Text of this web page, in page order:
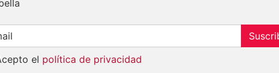
el política de privacidad